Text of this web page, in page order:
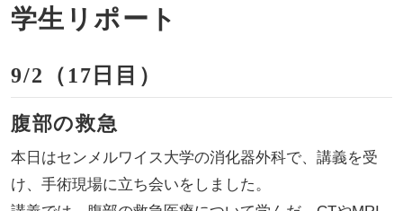
学生リポート
9/2（17日目）
腹部の救急
本日はセンメルワイス大学の消化器外科で、講義を受
け、手術現場に立ち会いをしました。